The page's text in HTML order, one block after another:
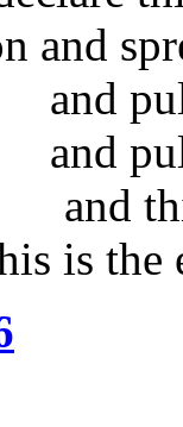
and
and
and
and
is the